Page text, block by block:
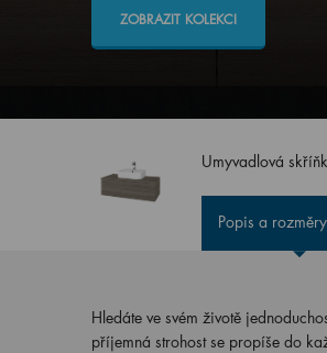
ZOBRAZIT KOLEKCI
Umyvadlová
Popis a
Hledáte ve svém životě
příjemná strohost se propíše do